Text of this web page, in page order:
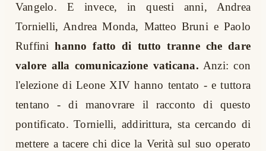
Vangelo. E invece, in questi anni, Andrea
Tornielli, Andrea Monda, Matteo Bruni e Paolo
Ruffinihanno fatto di tutto tranne che dare
valore alla comunicazione vaticana. Anzi: con
l'elezione di Leone XIV hanno tentato - e tuttora
tentano - di manovrare il racconto di questo
pontificato. Tornielli, addirittura, sta cercando di
mettere a tacere chi dice la Verità sul suo operato